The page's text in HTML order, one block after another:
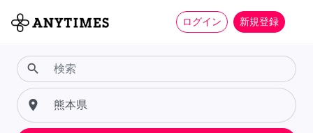
ログイン 新規登録
search
place